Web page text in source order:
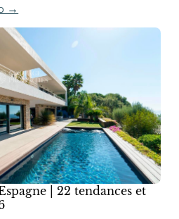
→
| 22 tendances et